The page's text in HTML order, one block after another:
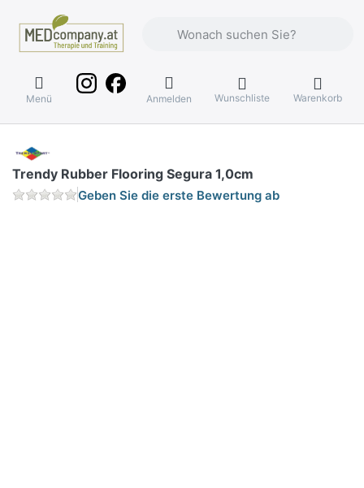
Menü Anmelden Wunschliste Warenkorb
Trendy Rubber Flooring Segura 1,0cm
Geben Sie die erste Bewertung ab